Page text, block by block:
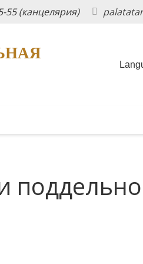
55 (канцелярия)